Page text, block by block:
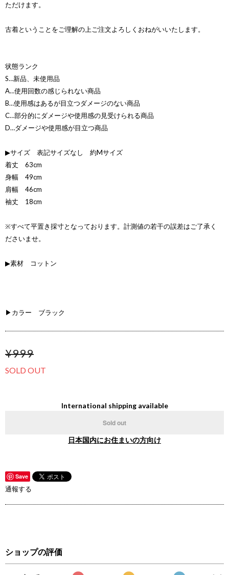
ただけます。
古着ということをご理解の上ご注文よろしくおねがいいたします。
状態ランク
S…新品、未使用品
A…使用回数の感じられない商品
B…使用感はあるが目立つダメージのない商品
C…部分的にダメージや使用感の見受けられる商品
D…ダメージや使用感が目立つ商品
▶サイズ 表記サイズなし 約Mサイズ
着丈 63cm
身幅 49cm
肩幅 46cm
袖丈 18cm
※すべて平置き採寸となっております。計測値の若干の誤差はご了承く
ださいませ。
▶素材 コットン
▶カラー ブラック
¥999
SOLD OUT
International shipping available
Sold out
日本国内にお住まいの方向け
Save
通報する
ショップの評価